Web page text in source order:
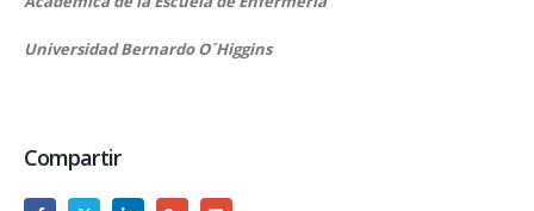
Universidad Bernardo O´Higgins
Compartir